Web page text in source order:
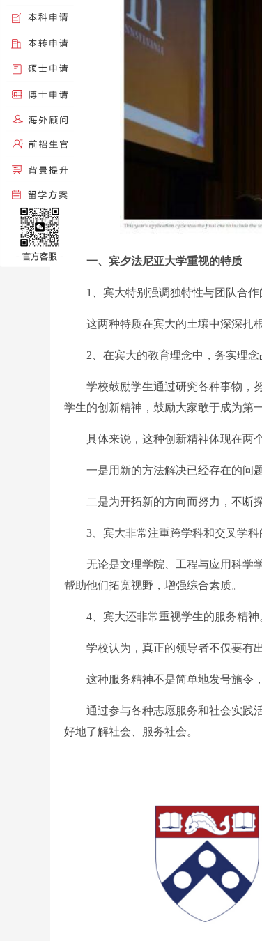
一、宾夕法尼亚大学重视的特质
1、宾大特别强调独特性与团队合作
这两种特质在宾大的土壤中深深扎根
2、在宾大的教育理念中，务实理念
学校鼓励学生通过研究各种事物，努
学生的创新精神，鼓励大家敢于成为第
具体来说，这种创新精神体现在两个
一是用新的方法解决已经存在的问
二是为开拓新的方向而努力，不断探
3、宾大非常注重跨学科和交叉学科
无论是文理学院、工程与应用科学学
帮助他们拓宽视野，增强综合素质。
4、宾大还非常重视学生的服务精神
学校认为，真正的领导者不仅要有出
这种服务精神不是简单地发号施令，
通过参与各种志愿服务和社会实践活
好地了解社会、服务社会。